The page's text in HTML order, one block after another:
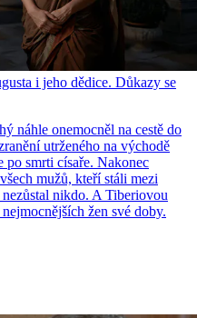
i jeho dědice. Důkazy se
náhle onemocněl na cestě do
utrženého na východě
po smrti císaře. Nakonec
mužů, kteří stáli mezi
nikdo. A Tiberiovou
žen své doby.